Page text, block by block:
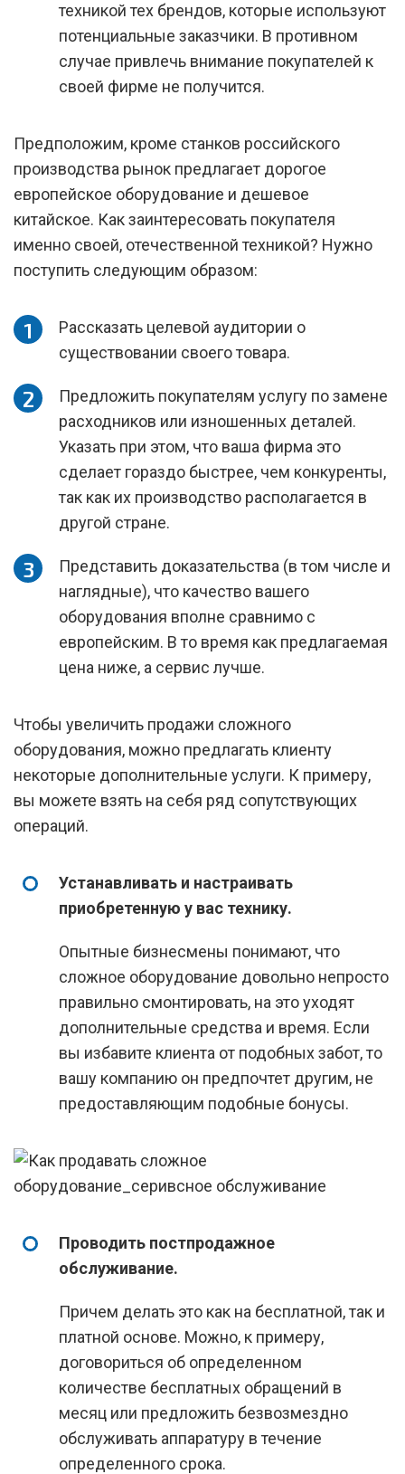
техникой тех брендов, которые используют
потенциальные заказчики. В противном
случае привлечь внимание покупателей к
своей фирме не получится.
Предположим, кроме станков российского
производства рынок предлагает дорогое
европейское оборудование и дешевое
китайское. Как заинтересовать покупателя
именно своей, отечественной техникой? Нужно
поступить следующим образом:
Рассказать целевой аудитории о
существовании своего товара.
Предложить покупателям услугу по замене
расходников или изношенных деталей.
Указать при этом, что ваша фирма это
сделает гораздо быстрее, чем конкуренты,
так как их производство располагается в
другой стране.
Представить доказательства (в том числе и
наглядные), что качество вашего
оборудования вполне сравнимо с
европейским. В то время как предлагаемая
цена ниже, а сервис лучше.
Чтобы увеличить продажи сложного
оборудования, можно предлагать клиенту
некоторые дополнительные услуги. К примеру,
вы можете взять на себя ряд сопутствующих
операций.
Устанавливать и настраивать
приобретенную у вас технику.
Опытные бизнесмены понимают, что
сложное оборудование довольно непросто
правильно смонтировать, на это уходят
дополнительные средства и время. Если
вы избавите клиента от подобных забот, то
вашу компанию он предпочтет другим, не
предоставляющим подобные бонусы.
Проводить постпродажное
обслуживание.
Причем делать это как на бесплатной, так и
платной основе. Можно, к примеру,
договориться об определенном
количестве бесплатных обращений в
месяц или предложить безвозмездно
обслуживать аппаратуру в течение
определенного срока.